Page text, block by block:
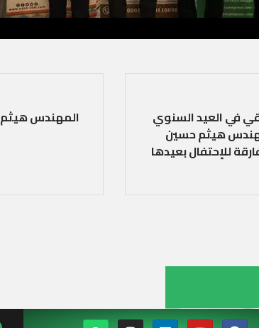
في العيد السنوي
هيثم حسين
للإحتفال بعيدها
المهندس